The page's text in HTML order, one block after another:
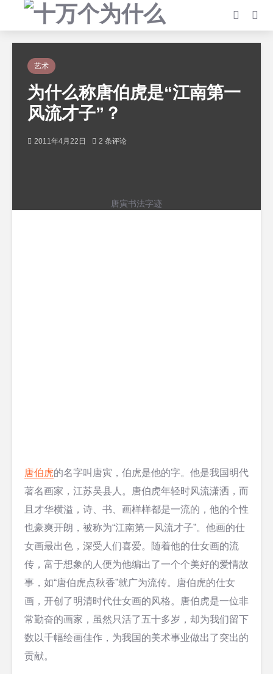
唐寅书法字迹
艺术
为什么称唐伯虎是“江南第一
风流才子”？
2011年4月22日 2 条评论
唐伯虎的名字叫唐寅，伯虎是他的字。他是我国明代
著名画家，江苏吴县人。唐伯虎年轻时风流潇洒，而
且才华横溢，诗、书、画样样都是一流的，他的个性
也豪爽开朗，被称为“江南第一风流才子”。他画的仕
女画最出色，深受人们喜爱。随着他的仕女画的流
传，富于想象的人便为他编出了一个个美好的爱情故
事，如“唐伯虎点秋香”就广为流传。唐伯虎的仕女
画，开创了明清时代仕女画的风格。唐伯虎是一位非
常勤奋的画家，虽然只活了五十多岁，却为我们留下
数以千幅绘画佳作，为我国的美术事业做出了突出的
贡献。